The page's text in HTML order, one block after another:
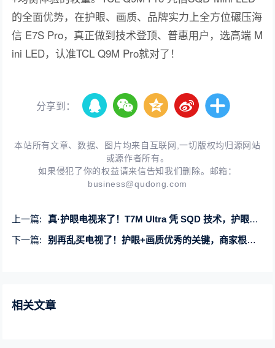
的全面优势，在护眼、画质、品牌实力上全方位碾压海
信 E7S Pro，真正做到技术登顶、普惠用户，选高端 M
ini LED，认准TCL Q9M Pro就对了！
分享到：
本站所有文章、数据、图片均来自互联网,一切版权均归源网站
或源作者所有。
如果侵犯了你的权益请来信告知我们删除。邮箱：
business@qudong.com
上一篇:
真·护眼电视来了！T7M Ultra 凭 SQD 技术，护眼画质全都要
下一篇:
别再乱买电视了！护眼+画质优秀的关键，商家根本不会主动告诉你
相关文章